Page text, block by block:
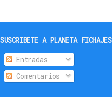
SUSCRIBETE A PLANETA FICHAJES
Entradas
Comentarios